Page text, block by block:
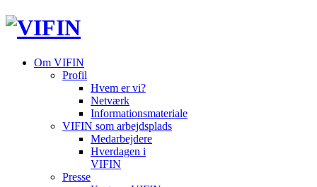
Om VIFIN
Profil
Hvem er vi?
Netværk
Informationsmateriale
VIFIN som arbejdsplads
Medarbejdere
Hverdagen i
VIFIN
Presse